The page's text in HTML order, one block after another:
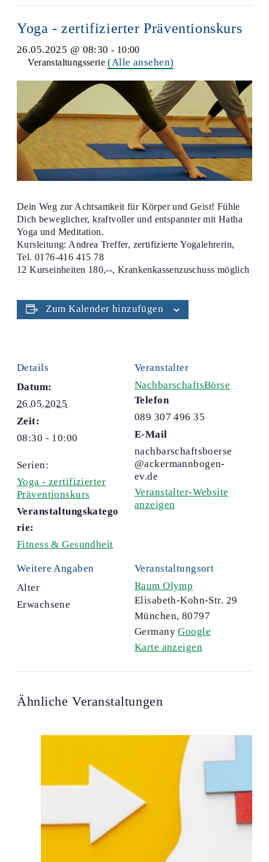
Yoga - zertifizierter Präventionskurs
26.05.2025 @ 08:30 - 10:00
Veranstaltungsserie(Alle ansehen)
Dein Weg zur Achtsamkeit für Körper und Geist! Fühle
Dich beweglicher, kraftvoller und entspannter mit Hatha
Yoga und Meditation.
Kursleitung: Andrea Treffer, zertifizierte Yogalehrerin,
Tel. 0176-416 415 78
12 Kurseinheiten 180,--, Krankenkassenzuschuss möglich
Zum Kalender hinzufügen
Details
Datum:
26.05.2025
Zeit:
08:30 - 10:00
Serien:
Yoga - zertifizierter
Präventionskurs
Veranstaltungskatego
rie:
Fitness & Gesundheit
Veranstaltungsort
Raum Olymp
Elisabeth-Kohn-Str. 29
München, 80797
Germany Google
Karte anzeigen
Veranstalter
NachbarschaftsBörse
Telefon
089 307 496 35
E-Mail
nachbarschaftsboerse
@ackermannbogen-
ev.de
Veranstalter-Website
anzeigen
Weitere Angaben
Alter
Erwachsene
Ähnliche Veranstaltungen